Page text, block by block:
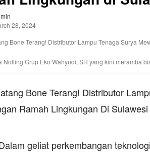
28, 2024
Nolling Grup Eko Wahyudi, SH yang kini meramba
geliat perkembangan